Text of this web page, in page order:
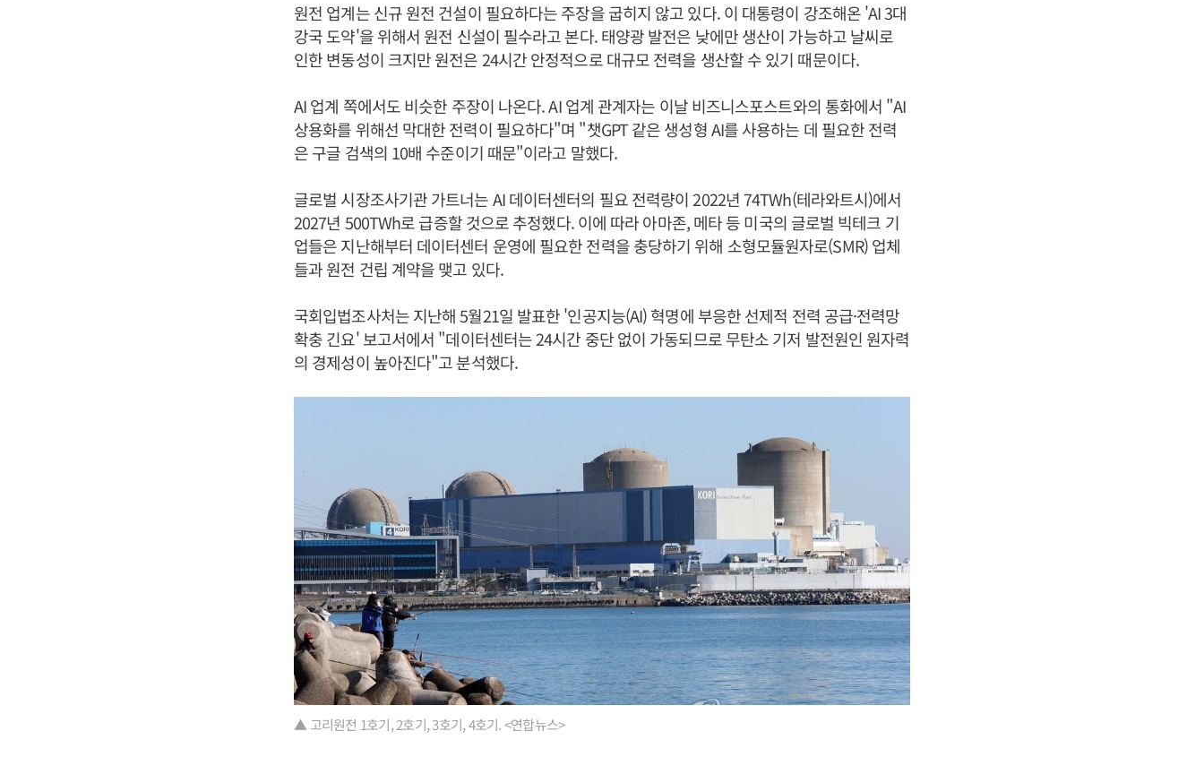
원전 업계는 신규 원전 건설이 필요하다는 주장을 굽히지 않고 있다. 이 대통령이 강조해온 'AI 3대
강국 도약'을 위해서 원전 신설이 필수라고 본다. 태양광 발전은 낮에만 생산이 가능하고 날씨로
인한 변동성이 크지만 원전은 24시간 안정적으로 대규모 전력을 생산할 수 있기 때문이다.
AI 업계 쪽에서도 비슷한 주장이 나온다. AI 업계 관계자는 이날 비즈니스포스트와의 통화에서 "AI
상용화를 위해선 막대한 전력이 필요하다"며 "챗GPT 같은 생성형 AI를 사용하는 데 필요한 전력
은 구글 검색의 10배 수준이기 때문"이라고 말했다.
글로벌 시장조사기관 가트너는 AI 데이터센터의 필요 전력량이 2022년 74TWh(테라와트시)에서
2027년 500TWh로 급증할 것으로 추정했다. 이에 따라 아마존, 메타 등 미국의 글로벌 빅테크 기
업들은 지난해부터 데이터센터 운영에 필요한 전력을 충당하기 위해 소형모듈원자로(SMR) 업체
들과 원전 건립 계약을 맺고 있다.
국회입법조사처는 지난해 5월21일 발표한 '인공지능(AI) 혁명에 부응한 선제적 전력 공급·전력망
확충 긴요' 보고서에서 "데이터센터는 24시간 중단 없이 가동되므로 무탄소 기저 발전원인 원자력
의 경제성이 높아진다"고 분석했다.
▲ 고리원전 1호기, 2호기, 3호기, 4호기. <연합뉴스>